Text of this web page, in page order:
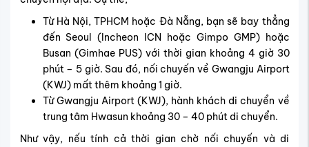
Từ Hà Nội, TPHCM hoặc Đà Nẵng, bạn sẽ bay thẳng
đến Seoul (Incheon ICN hoặc Gimpo GMP) hoặc
Busan (Gimhae PUS) với thời gian khoảng 4 giờ 30
phút – 5 giờ. Sau đó, nối chuyến về Gwangju Airport
(KWJ) mất thêm khoảng 1 giờ.
Từ Gwangju Airport (KWJ), hành khách di chuyển về
trung tâm Hwasun khoảng 30 – 40 phút di chuyển.
Như vậy, nếu tính cả thời gian chờ nối chuyến và di